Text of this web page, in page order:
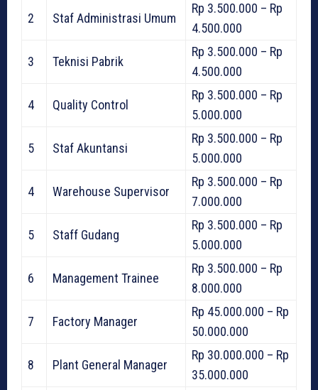
2 Staf Administrasi Umum
Rp 3.500.000 – Rp
4.500.000
3 Teknisi Pabrik
Rp 3.500.000 – Rp
4.500.000
4 Quality Control
Rp 3.500.000 – Rp
5.000.000
5 Staf Akuntansi
Rp 3.500.000 – Rp
5.000.000
4 Warehouse Supervisor
Rp 3.500.000 – Rp
7.000.000
5 Staff Gudang
Rp 3.500.000 – Rp
5.000.000
6 Management Trainee
Rp 3.500.000 – Rp
8.000.000
7 Factory Manager
Rp 45.000.000 – Rp
50.000.000
8 Plant General Manager
Rp 30.000.000 – Rp
35.000.000